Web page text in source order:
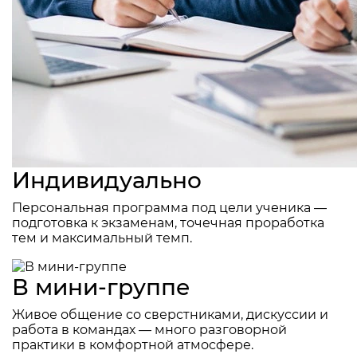
Индивидуально
Персональная программа под цели ученика —
подготовка к экзаменам, точечная проработка
тем и максимальный темп.
В мини-группе
Живое общение со сверстниками, дискуссии и
работа в командах — много разговорной
практики в комфортной атмосфере.